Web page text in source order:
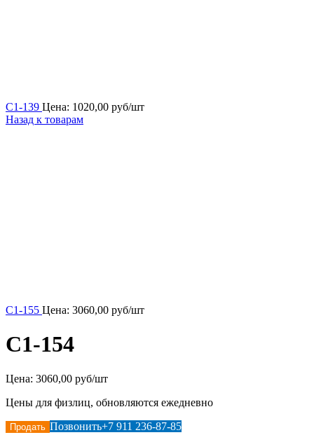
С1-139 Цена: 1020,00 руб/шт
Назад к товарам
С1-155 Цена: 3060,00 руб/шт
С1-154
Цена: 3060,00 руб/шт
Цены для физлиц, обновляются ежедневно
Продать Позвонить+7 911 236-87-85